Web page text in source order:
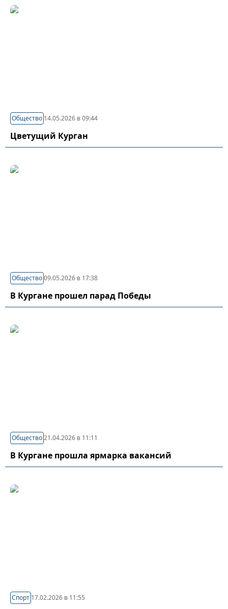
Общество 14.05.2026 в 09:44
Цветущий Курган
Общество09.05.2026 в 17:38
В Кургане прошел парад Победы
Общество21.04.2026 в 11:11
В Кургане прошла ярмарка вакансий
Спорт 17.02.2026 в 11:55